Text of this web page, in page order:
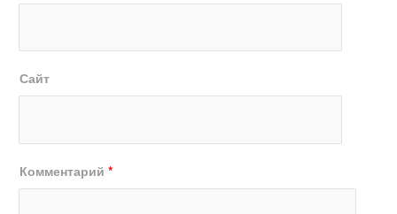
Сайт
Комментарий*